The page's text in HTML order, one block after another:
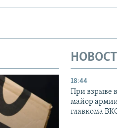
18:44
При взрыве
майор
главкома